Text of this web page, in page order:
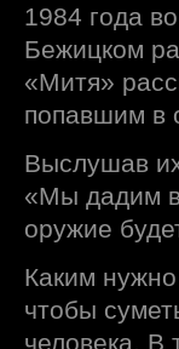
1984 года
Бежицком
«Митя»
попавшим в
Выслушав
«Мы дадим
оружие
Каким
чтобы
человека. В